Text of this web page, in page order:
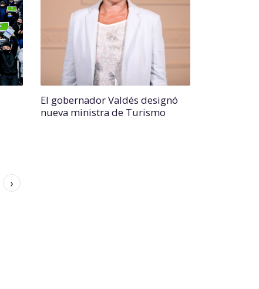
El gobernador Valdés designó
nueva ministra de Turismo
›